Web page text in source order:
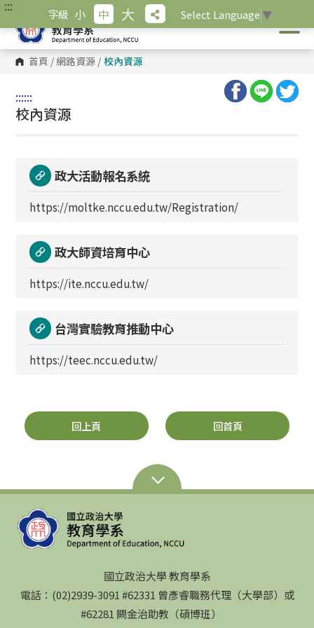
跳
主
內
容
::: 字級 小 中 大 Select Language ▼
首頁 / 網路資源 / 校內資源
::::::
校內資源
政大活動報名系統
https://moltke.nccu.edu.tw/Registration/
政大師資培育中心
https://ite.nccu.edu.tw/
台灣實驗教育推動中心
https://teec.nccu.edu.tw/
回上頁 回首頁
國立政治大學 教育學系
電話：(02)2939-3091 #62331 曾彥睿職務代理（大學部）或
#62281 闕金治助教（碩博班）